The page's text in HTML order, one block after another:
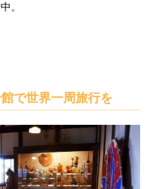
。
で世界一周旅行を